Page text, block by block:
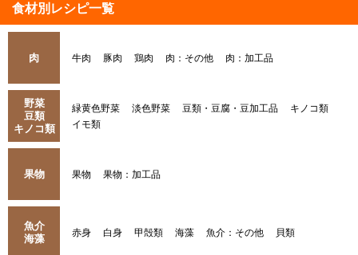
食材別レシピ一覧
肉 牛肉 豚肉 鶏肉 肉：その他 肉：加工品
野菜
豆類
キノコ類
緑黄色野菜 淡色野菜 豆類・豆腐・豆加工品
キノコ類
イモ類
果物 果物 果物：加工品
魚介
海藻
赤身 白身 甲殻類 海藻 魚介：その他 貝類